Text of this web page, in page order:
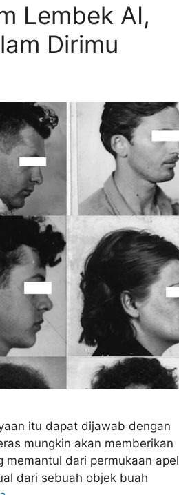
Lembek AI,
Dirimu
itu dapat dijawab dengan
mungkin akan memberikan
dari permukaan apel
dari sebuah objek buah